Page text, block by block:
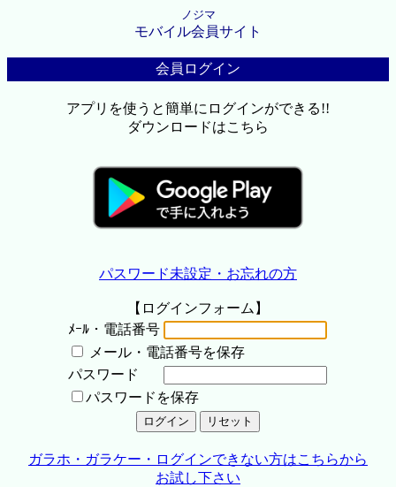
ノジマ
モバイル会員サイト
会員ログイン
アプリを使うと簡単にログインができる!!
ダウンロードはこちら
パスワード未設定・お忘れの方
【ログインフォーム】
ﾒｰﾙ・電話番号
メール・電話番号を保存
パスワード
パスワードを保存
ガラホ・ガラケー・ログインできない方はこちらから
お試し下さい